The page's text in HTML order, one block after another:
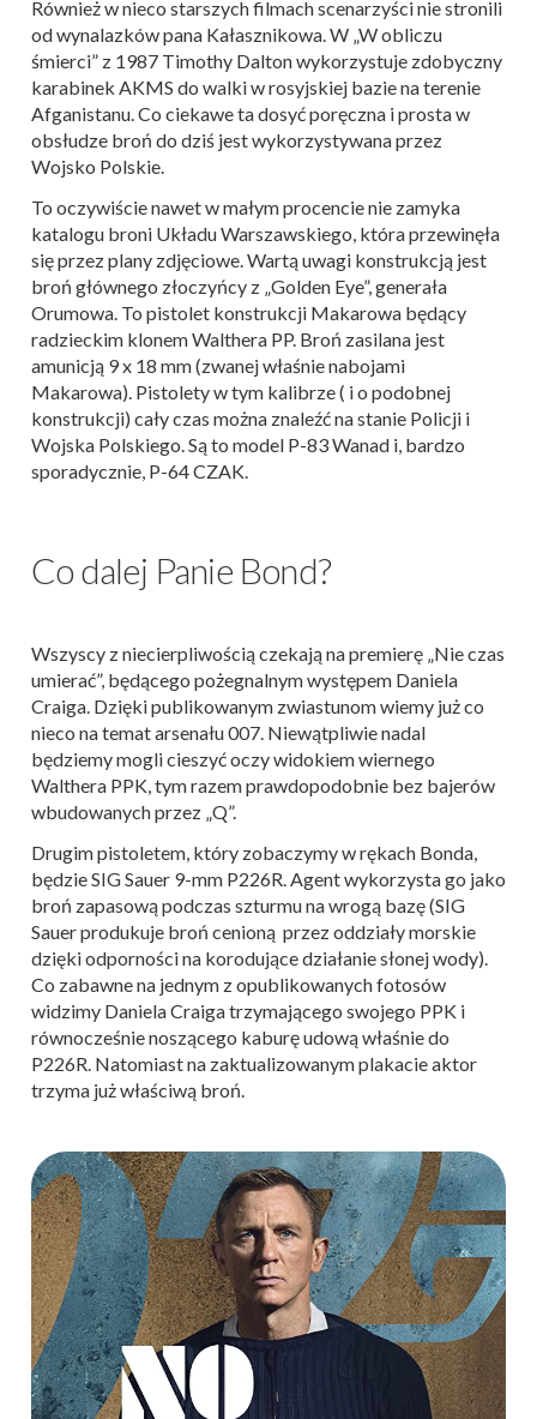
Również w nieco starszych filmach scenarzyści nie stronili
od wynalazków pana Kałasznikowa. W „W obliczu
śmierci” z 1987 Timothy Dalton wykorzystuje zdobyczny
karabinek AKMS do walki w rosyjskiej bazie na terenie
Afganistanu. Co ciekawe ta dosyć poręczna i prosta w
obsłudze broń do dziś jest wykorzystywana przez
Wojsko Polskie.
To oczywiście nawet w małym procencie nie zamyka
katalogu broni Układu Warszawskiego, która przewinęła
się przez plany zdjęciowe. Wartą uwagi konstrukcją jest
broń głównego złoczyńcy z „Golden Eye”, generała
Orumowa. To pistolet konstrukcji Makarowa będący
radzieckim klonem Walthera PP. Broń zasilana jest
amunicją 9 x 18 mm (zwanej właśnie nabojami
Makarowa). Pistolety w tym kalibrze ( i o podobnej
konstrukcji) cały czas można znaleźć na stanie Policji i
Wojska Polskiego. Są to model P-83 Wanad i, bardzo
sporadycznie, P-64 CZAK.
Co dalej Panie Bond?
Wszyscy z niecierpliwością czekają na premierę „Nie czas
umierać”, będącego pożegnalnym występem Daniela
Craiga. Dzięki publikowanym zwiastunom wiemy już co
nieco na temat arsenału 007. Niewątpliwie nadal
będziemy mogli cieszyć oczy widokiem wiernego
Walthera PPK, tym razem prawdopodobnie bez bajerów
wbudowanych przez „Q”.
Drugim pistoletem, który zobaczymy w rękach Bonda,
będzie SIG Sauer 9-mm P226R. Agent wykorzysta go jako
broń zapasową podczas szturmu na wrogą bazę (SIG
Sauer produkuje broń cenioną przez oddziały morskie
dzięki odporności na korodujące działanie słonej wody).
Co zabawne na jednym z opublikowanych fotosów
widzimy Daniela Craiga trzymającego swojego PPK i
równocześnie noszącego kaburę udową właśnie do
P226R. Natomiast na zaktualizowanym plakacie aktor
trzyma już właściwą broń.